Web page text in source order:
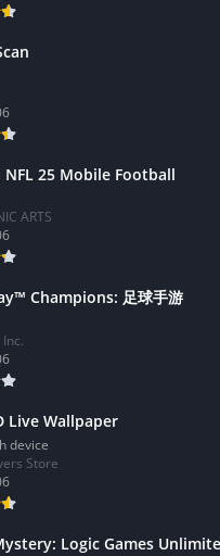
NFL 25 Mobile Football
ARTS
Champions: 足球手游
Live Wallpaper
device
Store
Logic Games